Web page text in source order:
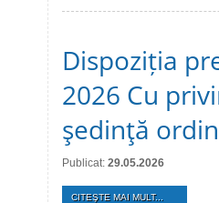
Dispoziția
2026 Cu
şedinţă
Publicat: 29.05.2026
CITEŞTE MAI MULT...